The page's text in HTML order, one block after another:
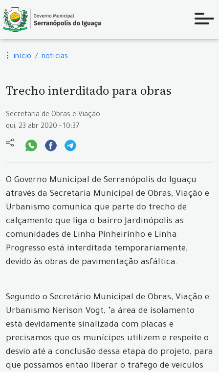
início notícias
Trecho interditado para obras
Secretaria de Obras e Viação
qui, 23 abr 2020 - 10:37
O Governo Municipal de Serranópolis do Iguaçu
através da Secretaria Municipal de Obras, Viação e
Urbanismo comunica que parte do trecho de
calçamento que liga o bairro Jardinópolis as
comunidades de Linha Pinheirinho e Linha
Progresso está interditada temporariamente,
devido às obras de pavimentação asfáltica.
Segundo o Secretário Municipal de Obras, Viação e
Urbanismo Nerison Vogt, "a área de isolamento
está devidamente sinalizada com placas e
precisamos que os munícipes utilizem e respeite o
desvio até a conclusão dessa etapa do projeto, para
que possamos então liberar o tráfego de veículos